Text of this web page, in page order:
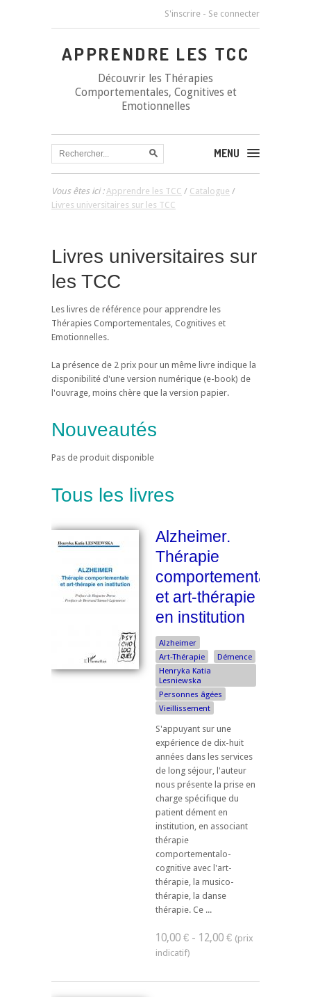
S'inscrire - Se connecter
APPRENDRE LES TCC
Découvrir les Thérapies
Comportementales, Cognitives et
Emotionnelles
MENU
Vous êtes ici :Apprendre les TCC / Catalogue /
Livres universitaires sur les TCC
Livres universitaires sur
les TCC
Les livres de référence pour apprendre les
Thérapies Comportementales, Cognitives et
Emotionnelles.
La présence de 2 prix pour un même livre indique la
disponibilité d'une version numérique (e-book) de
l'ouvrage, moins chère que la version papier.
Nouveautés
Pas de produit disponible
Tous les livres
Alzheimer.
Thérapie
comportementale
et art-thérapie
en institution
Alzheimer
Art-Thérapie
Démence
Henryka Katia
Lesniewska
Personnes âgées
Vieillissement
S'appuyant sur une
expérience de dix-huit
années dans les services
de long séjour, l'auteur
nous présente la prise en
charge spécifique du
patient dément en
institution, en associant
thérapie
comportementalo-
cognitive avec l'art-
thérapie, la musico-
thérapie, la danse
thérapie. Ce ...
10,00 € - 12,00 €